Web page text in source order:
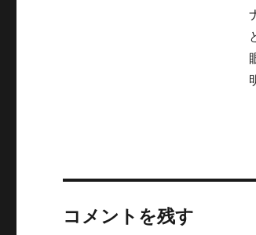
コメントを残す